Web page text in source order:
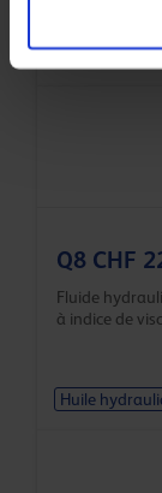
Huile
Q8 CHF
Fluide
à indice de
Huile